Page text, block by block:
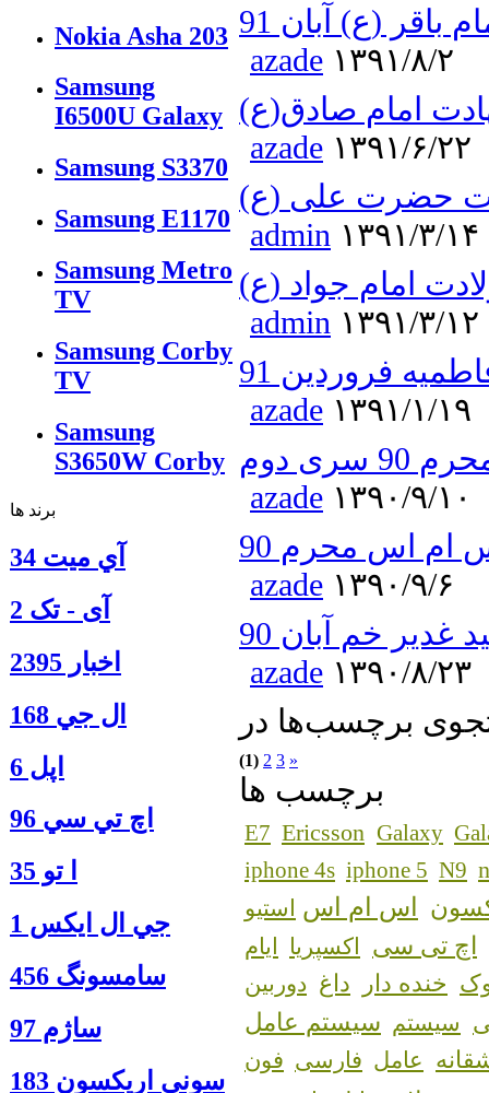
Nokia Asha 203
Samsung
I6500U Galaxy
Samsung S3370
Samsung E1170
Samsung Metro
TV
Samsung Corby
TV
Samsung
S3650W Corby
برند ها
آي ميت 34
آی - تک 2
اخبار 2395
ال جي 168
اپل 6
اچ تي سي 96
ا‍ تو 35
جي ال ايكس 1
سامسونگ 456
ساژم 97
سوني اريكسون 183
(ع) آبان 91
azade ۱۳۹۱/۸/۲
امام صادق(ع)
azade ۱۳۹۱/۶/۲۲
حضرت علی (ع)
admin ۱۳۹۱/۳/۱۴
امام جواد (ع)
admin ۱۳۹۱/۳/۱۲
فروردین 91
azade ۱۳۹۱/۱/۱۹
دوم
azade ۱۳۹۰/۹/۱۰
ام اس محرم 90
azade ۱۳۹۰/۹/۶
خم آبان 90
azade ۱۳۹۰/۸/۲۳
(1) 2 3 »
برچسب ها
E7 Ericsson Galaxy
iphone 4s iphone 5 N9
اس ام اس استیو
اچ تی سی اکسپریا ایام
خنده دار داغ دوربین
سیستم سیستم عامل
عامل فارسی فون